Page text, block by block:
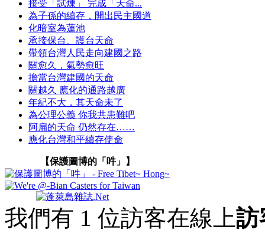
接受「試煉」 完成「天命...
為子孫的續存，開出民主國道
化暗室為蓮池
承接保台、護台天命
帶領台灣人民走向建國之路
關愈久，氣勢愈旺
擔當台灣建國的天命
關越久 應化的通路越廣
年紀不大，其天命未了
為公理公義 你我共患難吧
阿扁的天命 仍然存在……
應化台灣和平續存使命
【保護圖博的「吽」】
我們有 1 位訪客在線上訪